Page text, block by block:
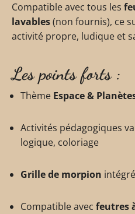
Compatible avec tous les
lavables(non fournis), ce
activité propre, ludique et
Les points forts :
Thème Espace &
Activités pédagogiques
logique, coloriage
Grille de morpion
Compatible avec feutres